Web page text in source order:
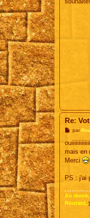
Re:
M
s
a
g
par
mais en
Merci
PS : j'ai
Au
Routard,